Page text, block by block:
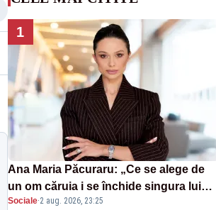
1
Ana Maria Păcuraru: „Ce se alege de
un om căruia i se închide singura lui
portiță?”
Sociale·2 aug. 2026, 23:25